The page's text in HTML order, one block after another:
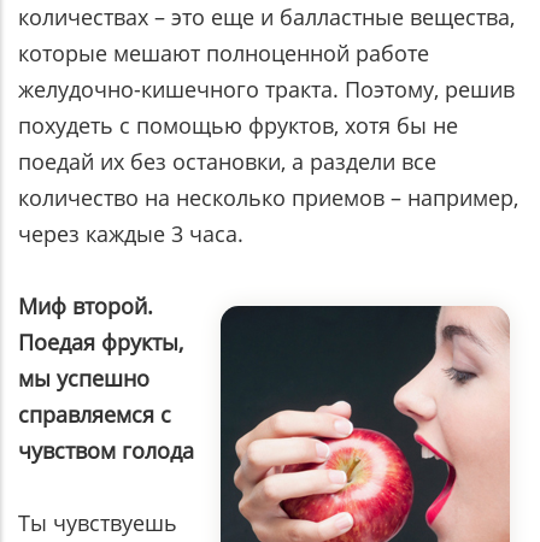
количествах – это еще и балластные вещества,
которые мешают полноценной работе
желудочно-кишечного тракта. Поэтому, решив
похудеть с помощью фруктов, хотя бы не
поедай их без остановки, а раздели все
количество на несколько приемов – например,
через каждые 3 часа.
Миф второй.
Поедая фрукты,
мы успешно
справляемся с
чувством голода
Ты чувствуешь